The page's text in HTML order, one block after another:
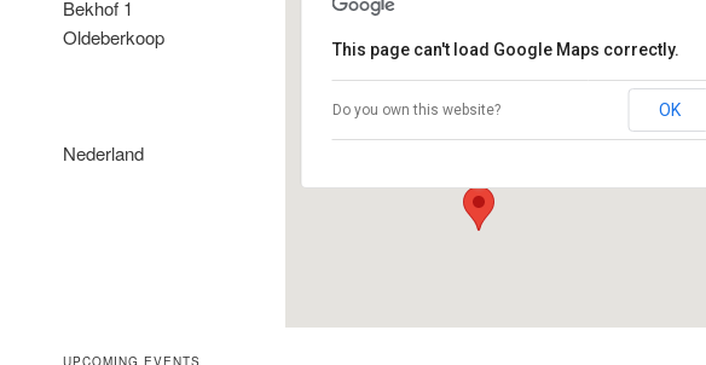
Muziek op Stapel
Evenementen
This page can't load Google Maps correctly.
Do you own this website? OK
Bekhof 1
Oldeberkoop
Nederland
UPCOMING EVENTS